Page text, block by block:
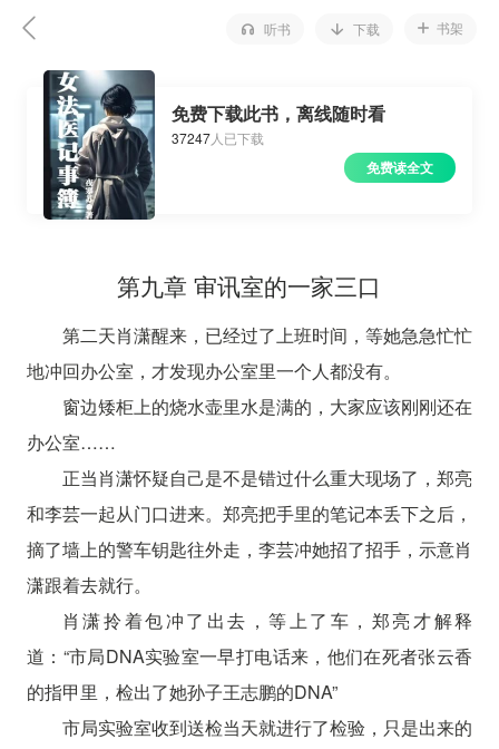
听书 下载 书架
免费下载此书，离线随时看
37247人已下载
免费读全文
第九章 审讯室的一家三口
第二天肖潇醒来，已经过了上班时间，等她急急忙忙
地冲回办公室，才发现办公室里一个人都没有。
窗边矮柜上的烧水壶里水是满的，大家应该刚刚还在
办公室……
正当肖潇怀疑自己是不是错过什么重大现场了，郑亮
和李芸一起从门口进来。郑亮把手里的笔记本丢下之后，
摘了墙上的警车钥匙往外走，李芸冲她招了招手，示意肖
潇跟着去就行。
肖潇拎着包冲了出去，等上了车，郑亮才解释
道：“市局DNA实验室一早打电话来，他们在死者张云香
的指甲里，检出了她孙子王志鹏的DNA”
市局实验室收到送检当天就进行了检验，只是出来的